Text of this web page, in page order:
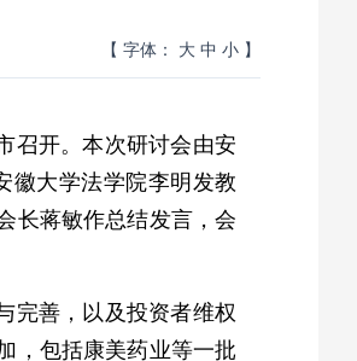
【 字体： 大 中 小 】
召开。本次研讨会由安
徽大学法学院李明发教
长蒋敏作总结发言，会
完善，以及投资者维权
，包括康美药业等一批